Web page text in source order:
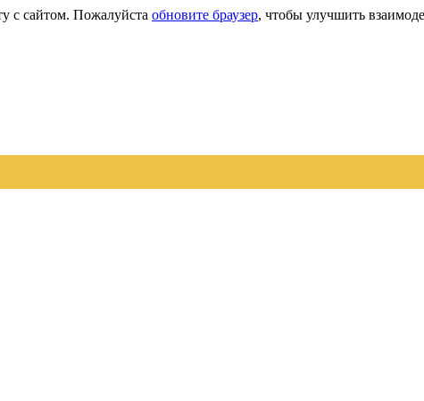
с сайтом. Пожалуйста обновите браузер, чтобы улучшить